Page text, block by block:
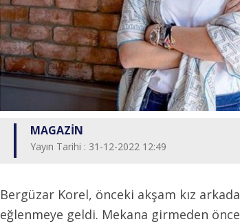
MAGAZİN
Yayın Tarihi : 31-12-2022 12:49
Bergüzar Korel, önceki akşam kız
eğlenmeye geldi. Mekana girmeden